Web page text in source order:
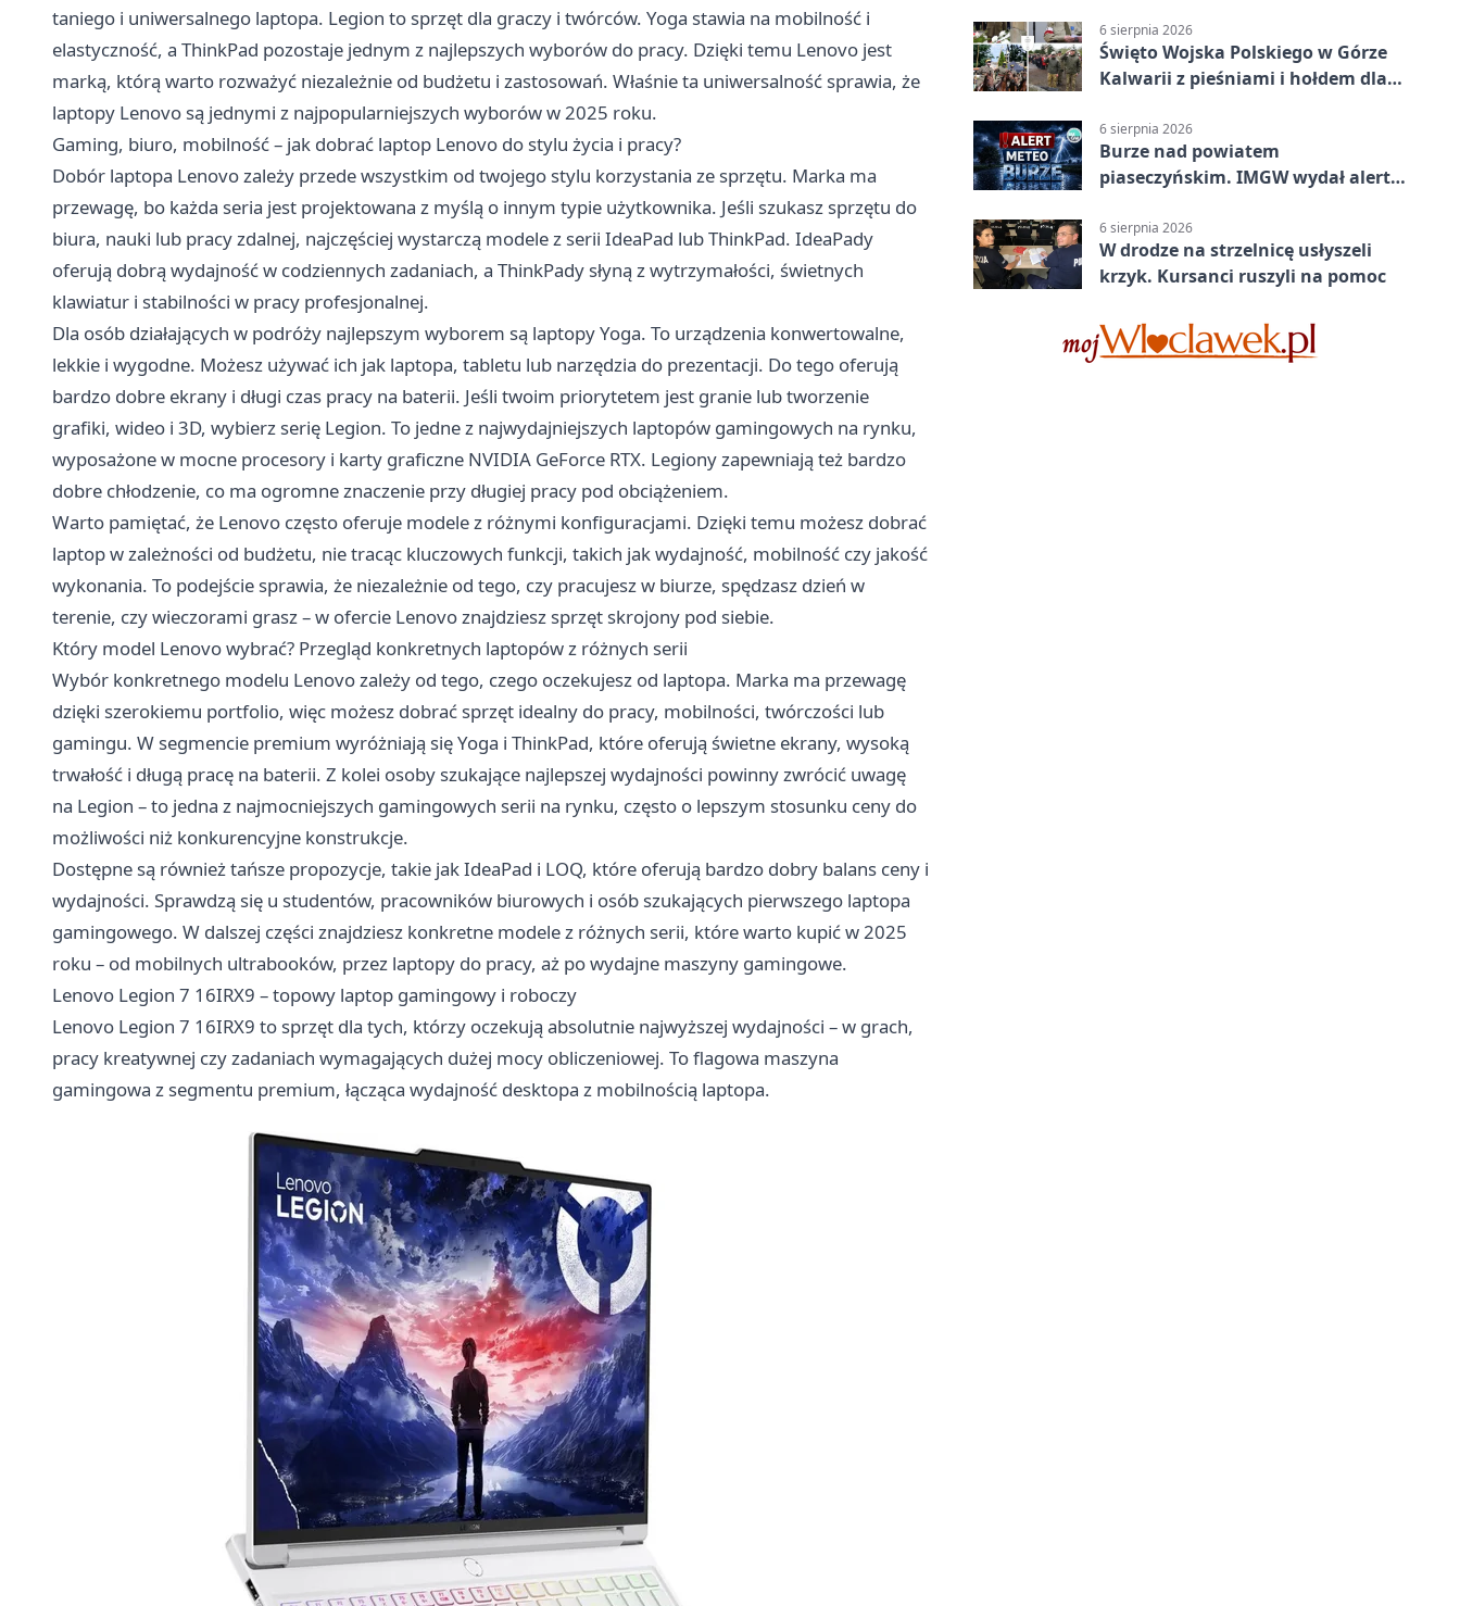
taniego i uniwersalnego laptopa. Legion to sprzęt dla graczy i twórców. Yoga stawia na mobilność i
elastyczność, a ThinkPad pozostaje jednym z najlepszych wyborów do pracy. Dzięki temu Lenovo jest
marką, którą warto rozważyć niezależnie od budżetu i zastosowań. Właśnie ta uniwersalność sprawia, że
laptopy Lenovo są jednymi z najpopularniejszych wyborów w 2025 roku.
Gaming, biuro, mobilność – jak dobrać laptop Lenovo do stylu życia i pracy?
Dobór laptopa Lenovo zależy przede wszystkim od twojego stylu korzystania ze sprzętu. Marka ma
przewagę, bo każda seria jest projektowana z myślą o innym typie użytkownika. Jeśli szukasz sprzętu do
biura, nauki lub pracy zdalnej, najczęściej wystarczą modele z serii IdeaPad lub ThinkPad. IdeaPady
oferują dobrą wydajność w codziennych zadaniach, a ThinkPady słyną z wytrzymałości, świetnych
klawiatur i stabilności w pracy profesjonalnej.
Dla osób działających w podróży najlepszym wyborem są laptopy Yoga. To urządzenia konwertowalne,
lekkie i wygodne. Możesz używać ich jak laptopa, tabletu lub narzędzia do prezentacji. Do tego oferują
bardzo dobre ekrany i długi czas pracy na baterii. Jeśli twoim priorytetem jest granie lub tworzenie
grafiki, wideo i 3D, wybierz serię Legion. To jedne z najwydajniejszych laptopów gamingowych na rynku,
wyposażone w mocne procesory i karty graficzne NVIDIA GeForce RTX. Legiony zapewniają też bardzo
dobre chłodzenie, co ma ogromne znaczenie przy długiej pracy pod obciążeniem.
Warto pamiętać, że Lenovo często oferuje modele z różnymi konfiguracjami. Dzięki temu możesz dobrać
laptop w zależności od budżetu, nie tracąc kluczowych funkcji, takich jak wydajność, mobilność czy jakość
wykonania. To podejście sprawia, że niezależnie od tego, czy pracujesz w biurze, spędzasz dzień w
terenie, czy wieczorami grasz – w ofercie Lenovo znajdziesz sprzęt skrojony pod siebie.
Który model Lenovo wybrać? Przegląd konkretnych laptopów z różnych serii
Wybór konkretnego modelu Lenovo zależy od tego, czego oczekujesz od laptopa. Marka ma przewagę
dzięki szerokiemu portfolio, więc możesz dobrać sprzęt idealny do pracy, mobilności, twórczości lub
gamingu. W segmencie premium wyróżniają się Yoga i ThinkPad, które oferują świetne ekrany, wysoką
trwałość i długą pracę na baterii. Z kolei osoby szukające najlepszej wydajności powinny zwrócić uwagę
na Legion – to jedna z najmocniejszych gamingowych serii na rynku, często o lepszym stosunku ceny do
możliwości niż konkurencyjne konstrukcje.
Dostępne są również tańsze propozycje, takie jak IdeaPad i LOQ, które oferują bardzo dobry balans ceny i
wydajności. Sprawdzą się u studentów, pracowników biurowych i osób szukających pierwszego laptopa
gamingowego. W dalszej części znajdziesz konkretne modele z różnych serii, które warto kupić w 2025
roku – od mobilnych ultrabooków, przez laptopy do pracy, aż po wydajne maszyny gamingowe.
Lenovo Legion 7 16IRX9 – topowy laptop gamingowy i roboczy
Lenovo Legion 7 16IRX9 to sprzęt dla tych, którzy oczekują absolutnie najwyższej wydajności – w grach,
pracy kreatywnej czy zadaniach wymagających dużej mocy obliczeniowej. To flagowa maszyna
gamingowa z segmentu premium, łącząca wydajność desktopa z mobilnością laptopa.
6 sierpnia 2026
Święto Wojska Polskiego w Górze
Kalwarii z pieśniami i hołdem dla
6 sierpnia 2026
Burze nad powiatem
piaseczyńskim. IMGW wydał alert
6 sierpnia 2026
W drodze na strzelnicę usłyszeli
krzyk. Kursanci ruszyli na pomoc